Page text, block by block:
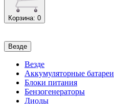
Корзина: 0
Везде
Везде
Аккумуляторные батареи
Блоки питания
Бензогенераторы
Диоды